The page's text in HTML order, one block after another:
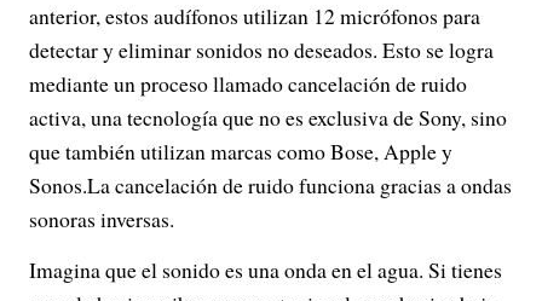
anterior, estos audífonos utilizan 12 micrófonos para
detectar y eliminar sonidos no deseados. Esto se logra
mediante un proceso llamado cancelación de ruido
activa, una tecnología que no es exclusiva de Sony, sino
que también utilizan marcas como Bose, Apple y
Sonos.La cancelación de ruido funciona gracias a ondas
sonoras inversas.
Imagina que el sonido es una onda en el agua. Si tienes